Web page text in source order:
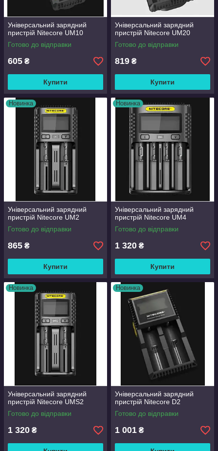
Універсальний зарядний
пристрій Nitecore UM10
Готово до відправки
605 ₴
Купити
Універсальний зарядний
пристрій Nitecore UM20
Готово до відправки
819 ₴
Купити
Новинка
Універсальний зарядний
пристрій Nitecore UM2
Готово до відправки
865 ₴
Купити
Новинка
Універсальний зарядний
пристрій Nitecore UM4
Готово до відправки
1 320 ₴
Купити
Новинка
Універсальний зарядний
пристрій Nitecore UMS2
Готово до відправки
1 320 ₴
Новинка
Універсальний зарядний
пристрій Nitecore D2
Готово до відправки
1 001 ₴